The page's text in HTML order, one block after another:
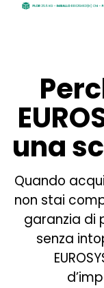
una
Quando
non stai
garanzia di
senza